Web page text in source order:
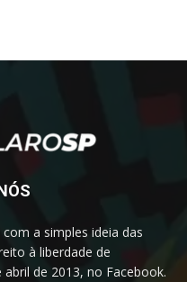
a simples ideia das
à liberdade de
de 2013, no Facebook.